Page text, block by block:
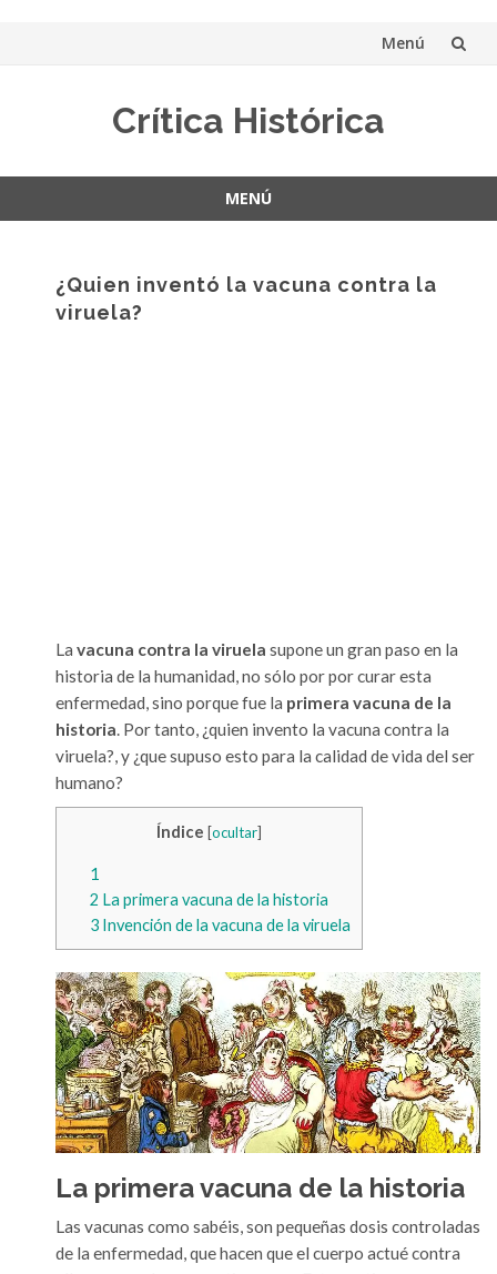
Menú
Crítica Histórica
MENÚ
contenido¿Quien inventó la vacuna contra la
viruela?
La vacuna contra la viruela supone un gran paso en la
historia de la humanidad, no sólo por por curar esta
enfermedad, sino porque fue la primera vacuna de la
historia. Por tanto, ¿quien invento la vacuna contra la
viruela?, y ¿que supuso esto para la calidad de vida del ser
humano?
Índice [ocultar]
1
2 La primera vacuna de la historia
3 Invención de la vacuna de la viruela
La primera vacuna de la historia
Las vacunas como sabéis, son pequeñas dosis controladas
de la enfermedad, que hacen que el cuerpo actué contra